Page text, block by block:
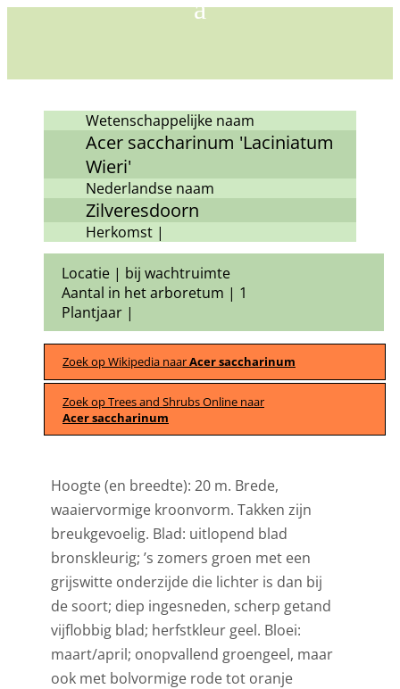
Wetenschappelijke naam
Acer saccharinum 'Laciniatum
Wieri'
Nederlandse naam
Zilveresdoorn
Herkomst |
Locatie | bij wachtruimte
Aantal in het arboretum | 1
Plantjaar |
Zoek op Wikipedia naarAcer saccharinum
Zoek op Trees and Shrubs Online naar
Acer saccharinum
Hoogte (en breedte): 20 m. Brede,
waaiervormige kroonvorm. Takken zijn
breukgevoelig. Blad: uitlopend blad
bronskleurig; ’s zomers groen met een
grijswitte onderzijde die lichter is dan bij
de soort; diep ingesneden, scherp getand
vijflobbig blad; herfstkleur geel. Bloei:
maart/april; onopvallend groengeel, maar
ook met bolvormige rode tot oranje